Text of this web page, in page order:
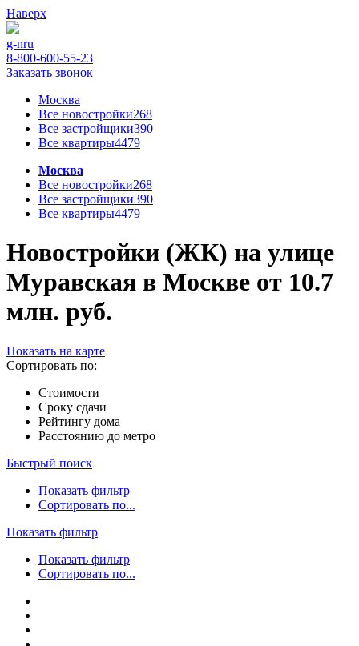
Наверх
g-nru
8-800-600-55-23
Заказать звонок
Москва
Все новостройки268
Все застройщики390
Все квартиры4479
Москва
Все новостройки268
Все застройщики390
Все квартиры4479
Новостройки (ЖК) на улице
Муравская в Москве от 10.7
млн. руб.
Показать на карте
Сортировать по:
Стоимости
Сроку сдачи
Рейтингу дома
Расстоянию до метро
Быстрый поиск
Показать фильтр
Сортировать по...
Показать фильтр
Показать фильтр
Сортировать по...